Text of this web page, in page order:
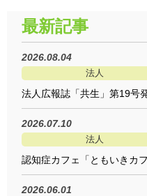
最新記事
2026.08.04
法人
法人広報誌「共生」第19号
2026.07.10
法人
認知症カフェ「ともいきカ
2026.06.01